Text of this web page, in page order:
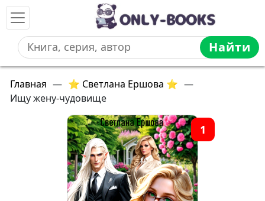
Найти
Главная — ⭐ Светлана Ершова ⭐ —
Ищу жену-чудовище
1